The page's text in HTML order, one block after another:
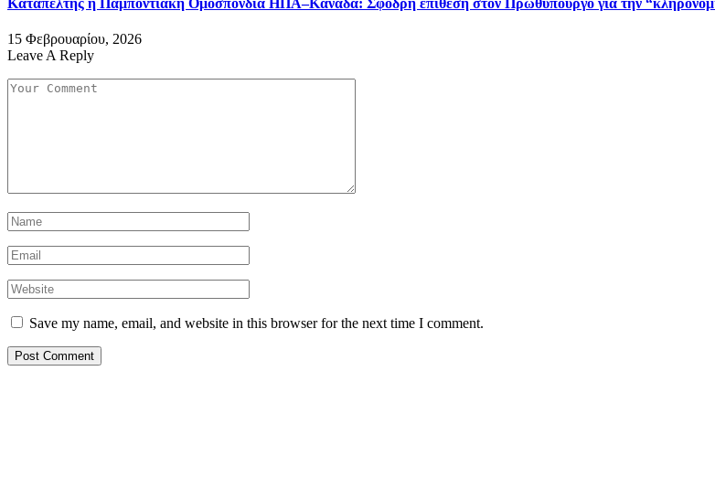
Καταπέλτης η Παμποντιακή Ομοσπονδία ΗΠΑ–Καναδά: Σφοδρή επίθεση στον Πρωθυπουργό για την
15 Φεβρουαρίου, 2026
Leave A Reply
Save my name, email, and website in this browser for the next time I comment.